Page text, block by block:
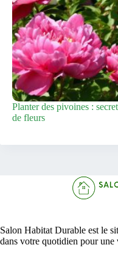
Planter des pivoines :
de fleurs
Salon Habitat Durable est le
dans votre quotidien pour